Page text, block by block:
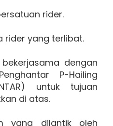
rider.
rider yang terlibat.
dengan
P-Hailing
untuk tujuan
di atas.
yang dilantik oleh